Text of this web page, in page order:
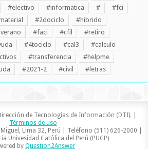
#electivo #informatica #
#fci
#2dociclo
#hibrido
#faci #cfil
#retiro
#4tociclo #cal3
#calculo
#transferencia
#helpme
#2021-2 #civil #letras
de Tecnologías de Información (DTI). |
Términos de uso
Lima 32, Perú | Teléfono (511) 626-2000 |
Univesidad Católica del Perú (PUCP)
by Question2Answer